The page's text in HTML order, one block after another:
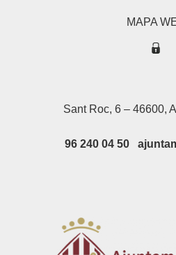
MAPA
Sant Roc, 6 – 46600,
96 240 04 50